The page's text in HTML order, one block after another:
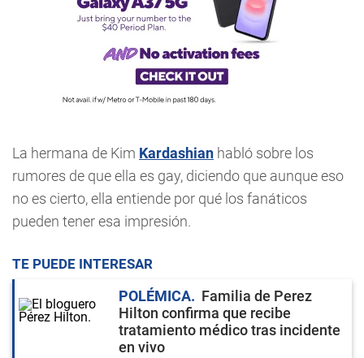
La hermana de Kim Kardashian habló sobre los
rumores de que ella es gay, diciendo que aunque eso
no es cierto, ella entiende por qué los fanáticos
pueden tener esa impresión.
TE PUEDE INTERESAR
POLÉMICA
Familia de Perez
Hilton confirma que recibe
tratamiento médico tras incidente
en vivo